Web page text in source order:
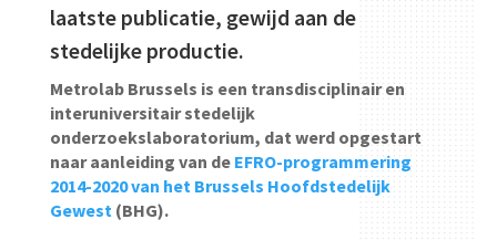
laatste publicatie, gewijd aan de
stedelijke productie.
Metrolab Brussels is een transdisciplinair en
interuniversitair stedelijk
onderzoekslaboratorium, dat werd opgestart
naar aanleiding van de EFRO-programmering
2014-2020 van het Brussels Hoofdstedelijk
Gewest(BHG).